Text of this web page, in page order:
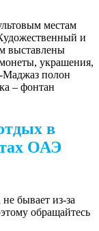
местам
и
выставлены
украшения,
полон
– фонтан
в
ОАЭ
бывает из-за
обращайтесь